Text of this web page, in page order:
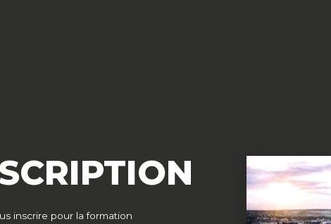
inscrire pour la formation